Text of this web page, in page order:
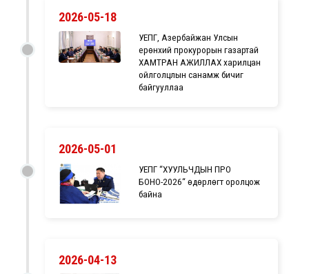
2026-05-18
УЕПГ, Азербайжан Улсын
ерөнхий прокурорын газартай
ХАМТРАН АЖИЛЛАХ харилцан
ойлголцлын санамж бичиг
байгууллаа
2026-05-01
УЕПГ “ХУУЛЬЧДЫН ПРО
БОНО-2026“ өдөрлөгт оролцож
байна
2026-04-13